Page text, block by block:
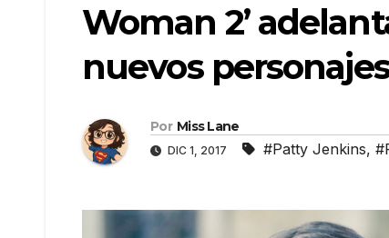
Woman 2’
nuevos
Por Miss Lane
DIC 1, 2017 #Patty Jenkins,